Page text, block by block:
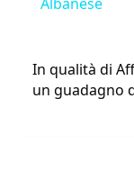
In qualità di
un guadagno